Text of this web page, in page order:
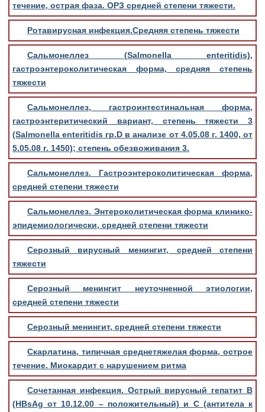
течение, острая фаза. ОРЗ средней степени тяжести.
Ротавирусная инфекция.Средняя степень тяжести
Сальмонеллез (Salmonella enteritidis),
гастроэнтероколитическая форма, средняя степень
тяжести
Сальмонеллез, гастроинтестинальная форма,
гастроэнтеритический вариант, степень тяжести 3
(Salmonella enteritidis гр.D в анализе от 4.05.08 г. 1400, от
5.05.08 г. 1450); степень обезвоживания 3.
Сальмонеллез. Гастроэнтероколитическая форма,
средней степени тяжести
Сальмонеллез. Энтероколитическая форма клинико-
эпидемиологически, средней степени тяжести
Серозный вирусный менингит, средней степени
тяжести
Серозный менингит неуточненной этиологии,
средней степени тяжести
Серозный менингит, средней степени тяжести
Скарлатина, типичная среднетяжелая форма, острое
течение. Миокардит с нарушением ритма
Сочетанная инфекция. Острый вирусный гепатит В
(HBsAg от 10.12.00 – положительный) и С (антитела к